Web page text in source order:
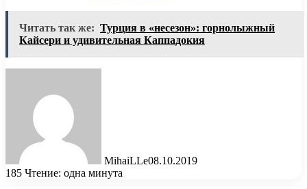
Читать так же: Турция в «несезон»: горнолыжный
Кайсери и удивительная Каппадокия
MihaiLLe08.10.2019
185 Чтение: одна минута